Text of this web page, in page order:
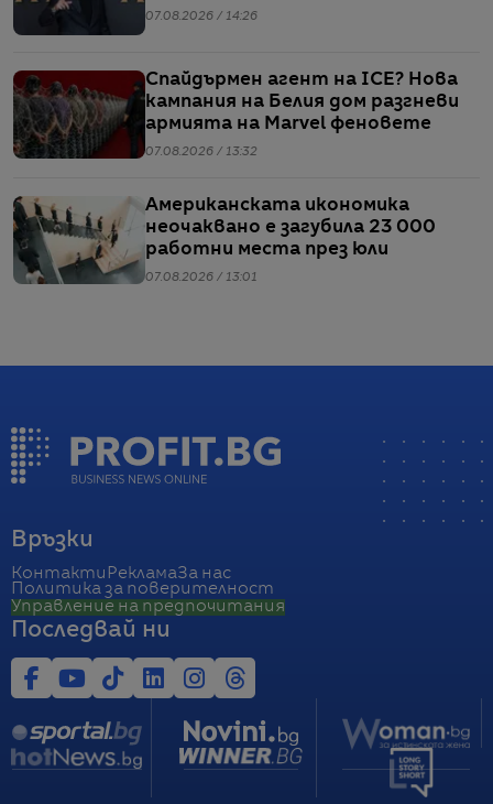
07.08.2026 / 14:26
Спайдърмен агент на ICE? Нова
кампания на Белия дом разгневи
армията на Marvel феновете
07.08.2026 / 13:32
Американската икономика
неочаквано е загубила 23 000
работни места през юли
07.08.2026 / 13:01
Връзки
Контакти РекламаЗа нас
Политика за поверителност
Управление на предпочитания
Последвай ни